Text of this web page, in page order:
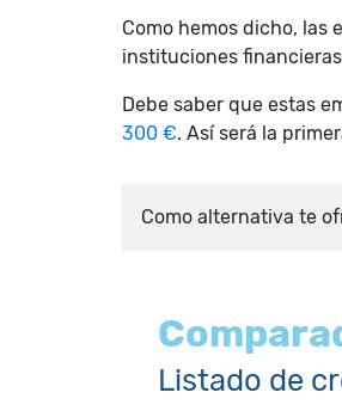
Como hemos dicho, las
instituciones
Debe saber que estas
300 €. Así será la
Como alternativa te
Listado de